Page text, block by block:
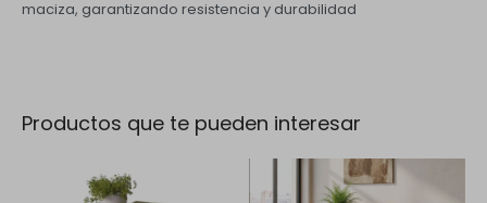
maciza, garantizando resistencia y durabilidad
Productos que te pueden interesar